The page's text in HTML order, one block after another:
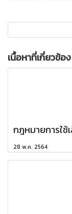
เนื้อหาที่เกี่ยวข้อง
กฎหมายการใ
28 พ.ค. 2564